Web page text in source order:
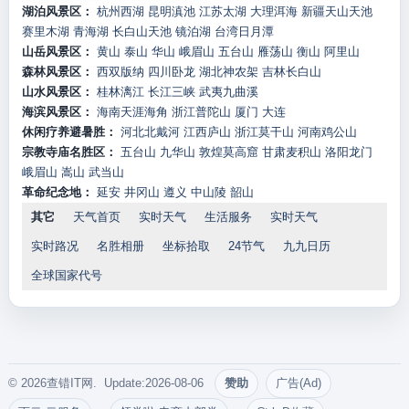
湖泊风景区： 杭州西湖 昆明滇池 江苏太湖 大理洱海 新疆天山天池
赛里木湖 青海湖 长白山天池 镜泊湖 台湾日月潭
山岳风景区： 黄山 泰山 华山 峨眉山 五台山 雁荡山 衡山 阿里山
森林风景区： 西双版纳 四川卧龙 湖北神农架 吉林长白山
山水风景区： 桂林漓江 长江三峡 武夷九曲溪
海滨风景区： 海南天涯海角 浙江普陀山 厦门 大连
休闲疗养避暑胜： 河北北戴河 江西庐山 浙江莫干山 河南鸡公山
宗教寺庙名胜区： 五台山 九华山 敦煌莫高窟 甘肃麦积山 洛阳龙门
峨眉山 嵩山 武当山
革命纪念地： 延安 井冈山 遵义 中山陵 韶山
其它
天气首页 实时天气 生活服务 实时天气
实时路况 名胜相册 坐标拾取 24节气 九九日历
全球国家代号
© 2026查错IT网. Update:2026-08-06 赞助 广告(Ad)